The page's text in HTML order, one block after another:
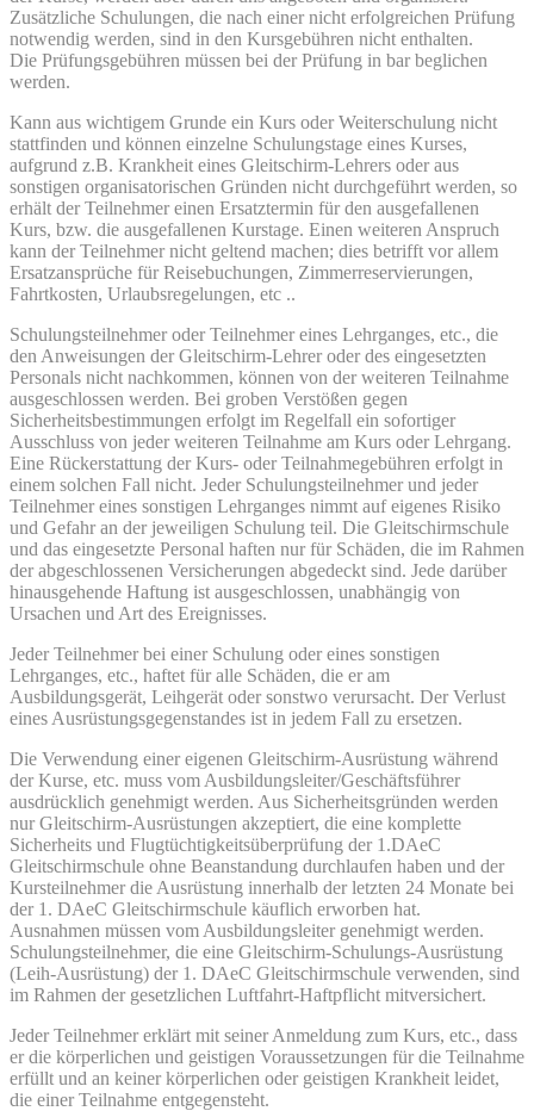
Zusätzliche Schulungen, die nach einer nicht erfolgreichen Prüfung
notwendig werden, sind in den Kursgebühren nicht enthalten.
Die Prüfungsgebühren müssen bei der Prüfung in bar beglichen
werden.
Kann aus wichtigem Grunde ein Kurs oder Weiterschulung nicht
stattfinden und können einzelne Schulungstage eines Kurses,
aufgrund z.B. Krankheit eines Gleitschirm-Lehrers oder aus
sonstigen organisatorischen Gründen nicht durchgeführt werden, so
erhält der Teilnehmer einen Ersatztermin für den ausgefallenen
Kurs, bzw. die ausgefallenen Kurstage. Einen weiteren Anspruch
kann der Teilnehmer nicht geltend machen; dies betrifft vor allem
Ersatzansprüche für Reisebuchungen, Zimmerreservierungen,
Fahrtkosten, Urlaubsregelungen, etc ..
Schulungsteilnehmer oder Teilnehmer eines Lehrganges, etc., die
den Anweisungen der Gleitschirm-Lehrer oder des eingesetzten
Personals nicht nachkommen, können von der weiteren Teilnahme
ausgeschlossen werden. Bei groben Verstößen gegen
Sicherheitsbestimmungen erfolgt im Regelfall ein sofortiger
Ausschluss von jeder weiteren Teilnahme am Kurs oder Lehrgang.
Eine Rückerstattung der Kurs- oder Teilnahmegebühren erfolgt in
einem solchen Fall nicht. Jeder Schulungsteilnehmer und jeder
Teilnehmer eines sonstigen Lehrganges nimmt auf eigenes Risiko
und Gefahr an der jeweiligen Schulung teil. Die Gleitschirmschule
und das eingesetzte Personal haften nur für Schäden, die im Rahmen
der abgeschlossenen Versicherungen abgedeckt sind. Jede darüber
hinausgehende Haftung ist ausgeschlossen, unabhängig von
Ursachen und Art des Ereignisses.
Jeder Teilnehmer bei einer Schulung oder eines sonstigen
Lehrganges, etc., haftet für alle Schäden, die er am
Ausbildungsgerät, Leihgerät oder sonstwo verursacht. Der Verlust
eines Ausrüstungsgegenstandes ist in je­dem Fall zu ersetzen.
Die Verwendung einer eigenen Gleitschirm-Ausrüstung während
der Kurse, etc. muss vom Ausbildungsleiter/Geschäftsführer
ausdrücklich genehmigt werden. Aus Sicherheitsgründen werden
nur Gleitschirm-Ausrüstungen akzeptiert, die eine komplette
Sicherheits­ und Flugtüchtigkeitsüberprüfung der 1.DAeC
Gleitschirmschule ohne Beanstandung durchlaufen haben und der
Kursteilnehmer die Ausrüstung innerhalb der letzten 24 Monate bei
der 1. DAeC Gleitschirmschule käuflich erworben hat.
Ausnahmen müssen vom Ausbildungsleiter genehmigt werden.
Schulungsteilnehmer, die eine Gleitschirm-Schulungs-Ausrüstung
(Leih-Ausrüstung) der 1. DAeC Gleitschirmschule verwenden, sind
im Rahmen der gesetzlichen Luftfahrt-Haftpflicht mitversichert.
Jeder Teilnehmer erklärt mit seiner Anmeldung zum Kurs, etc., dass
er die körperlichen und geistigen Vorausset­zungen für die Teilnahme
erfüllt und an keiner körperlichen oder geistigen Krankheit leidet,
die einer Teilnahme entgegensteht.